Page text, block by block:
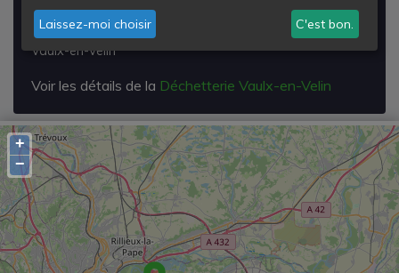
15, Rue Pierre Mendès France
69120
Vaulx-en-Velin
Voir les détails de la Déchetterie Vaulx-en-Velin
+
−
Laissez-moi choisir C'est bon.